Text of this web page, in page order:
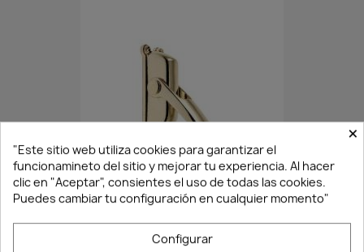
¡Últimas Unidades!
FALLEBA SOBREPONER A620...
29,73 €20,81 €
×
"Este sitio web utiliza cookies para garantizar el
funcionamineto del sitio y mejorar tu experiencia. Al hacer
clic en "Aceptar", consientes el uso de todas las cookies.
Puedes cambiar tu configuración en cualquier momento"
Configurar